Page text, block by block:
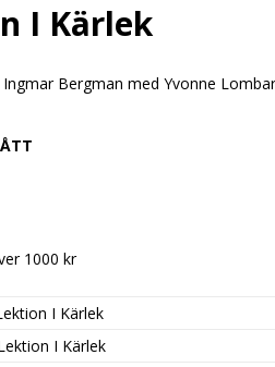
I Kärlek
Bergman med Yvonne
1000 kr
I Kärlek
I Kärlek